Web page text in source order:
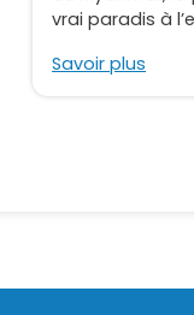
vrai paradis à
Savoir plus